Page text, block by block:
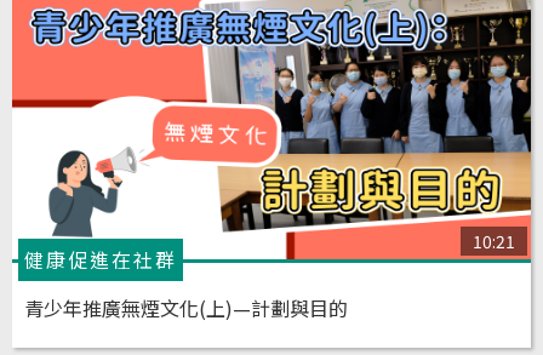
10:21
健康促進在社群
青少年推廣無煙文化(上)—計劃與目的